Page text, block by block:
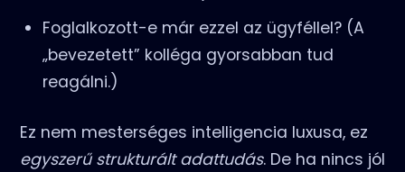
Foglalkozott-e már ezzel az ügyféllel? (A
„bevezetett” kolléga gyorsabban tud
reagálni.)
Ez nem mesterséges intelligencia luxusa, ez
egyszerű strukturált adattudás. De ha nincs jól